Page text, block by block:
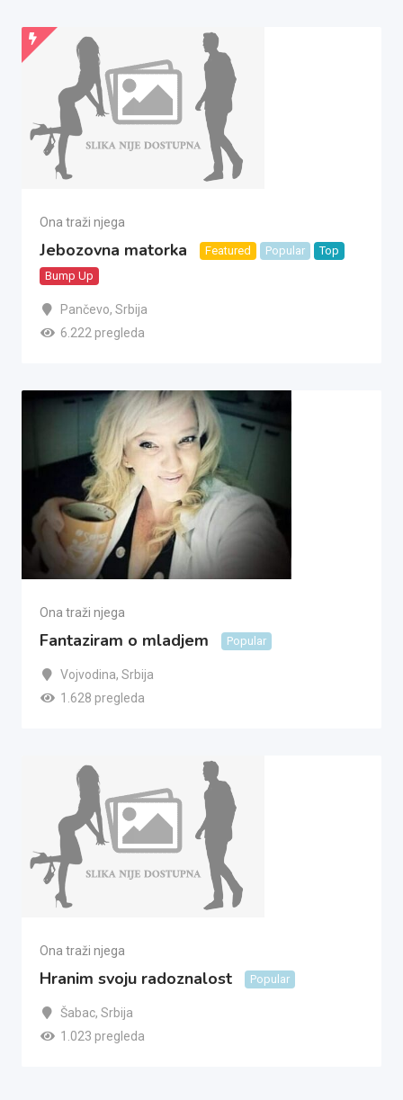
Ona traži njega
Jebozovna matorka Featured Popular
Top
Bump Up
Pančevo, Srbija
6.222 pregleda
Ona traži njega
Fantaziram o mladjem Popular
Vojvodina, Srbija
1.628 pregleda
Ona traži njega
Hranim svoju radoznalost Popular
Šabac, Srbija
1.023 pregleda